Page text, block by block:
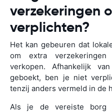
verzekeringen
verplichten?
Het kan gebeuren dat
om extra
verkopen. Afhankelijk
geboekt, ben je niet
tenzij anders vermeld in de
Als je de vereiste borg